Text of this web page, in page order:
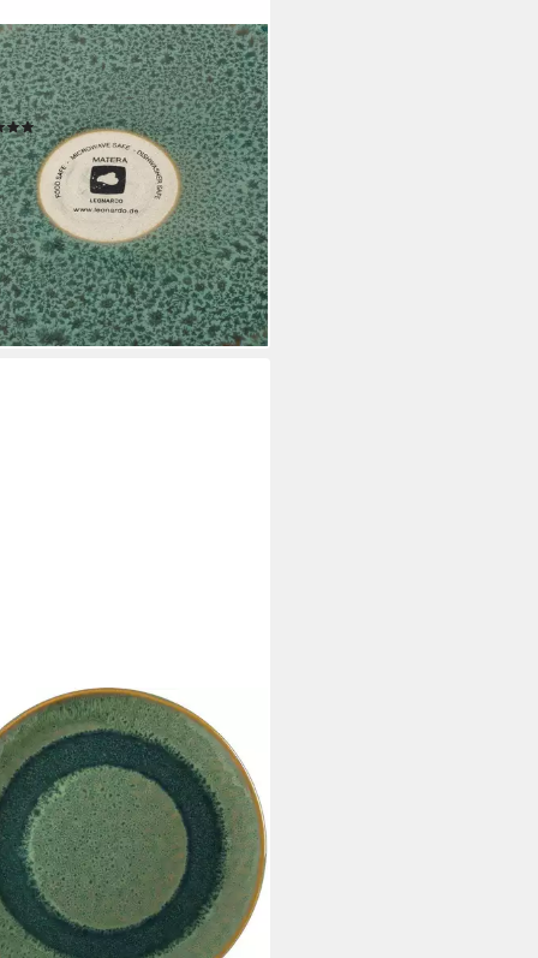
Matera, (6 St), Teller
27 cm
(2)
€ UVP95,70 €
- in 4-5 Werktagen bei dir